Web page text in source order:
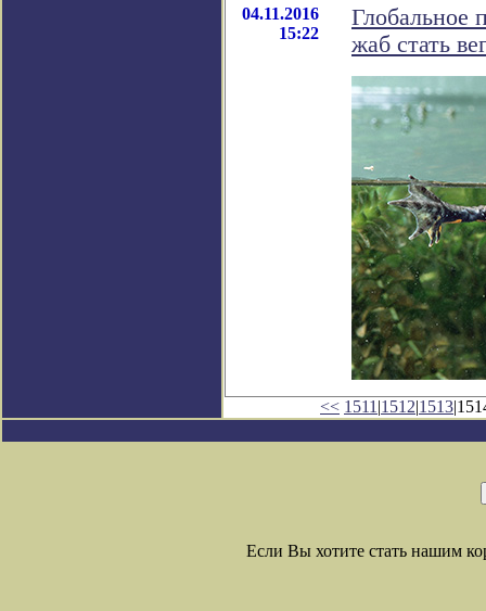
04.11.2016
15:22
Глобальное
жаб стать
<< 1511 |1512|1513
Если Вы хотите стать нашим